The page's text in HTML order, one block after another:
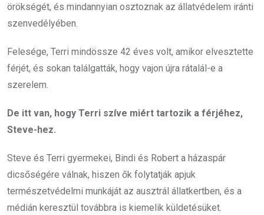
örökségét, és mindannyian osztoznak az állatvédelem iránti
szenvedélyében.
Felesége, Terri mindössze 42 éves volt, amikor elvesztette
férjét, és sokan találgatták, hogy vajon újra rátalál-e a
szerelem.
De itt van, hogy Terri szíve miért tartozik a férjéhez,
Steve-hez.
Steve és Terri gyermekei, Bindi és Robert a házaspár
dicsőségére válnak, hiszen ők folytatják apjuk
természetvédelmi munkáját az ausztrál állatkertben, és a
médián keresztül továbbra is kiemelik küldetésüket.